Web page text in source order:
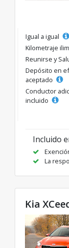
Igual a igual
Kilometraje
Reunirse y
Depósito en
aceptado
Conductor
incluido
Incluido
La
Kia